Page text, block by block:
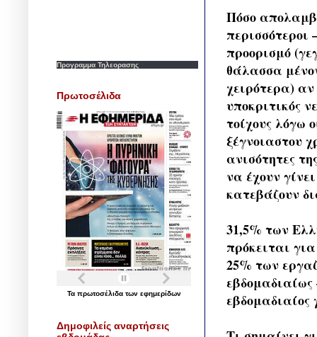
Πόσο
προορισμό
θάλασσα
χειρότερα)
υποκριτικός
τοίχους λόγω
ξέγνοιαστου
ανισότητες
να έχουν
κατεβάζουν
31,5% των
πρόκειται
25% των
εβδομαδιαίως
εβδομαδιαίος
Προγραμμα Τηλεορασης
Πρωτοσέλιδα
Τα πρωτοσέλιδα των εφημερίδων
Δημοφιλείς αναρτήσεις